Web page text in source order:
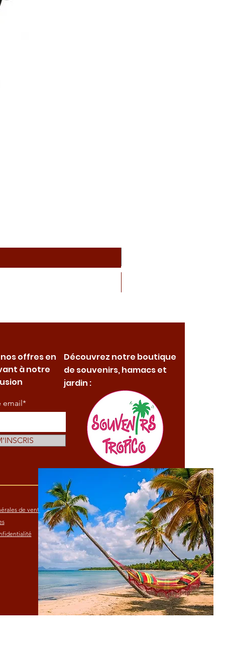
offres en
à notre
email*
de vente
Découvrez notre boutique
de souvenirs, hamacs et
jardin :